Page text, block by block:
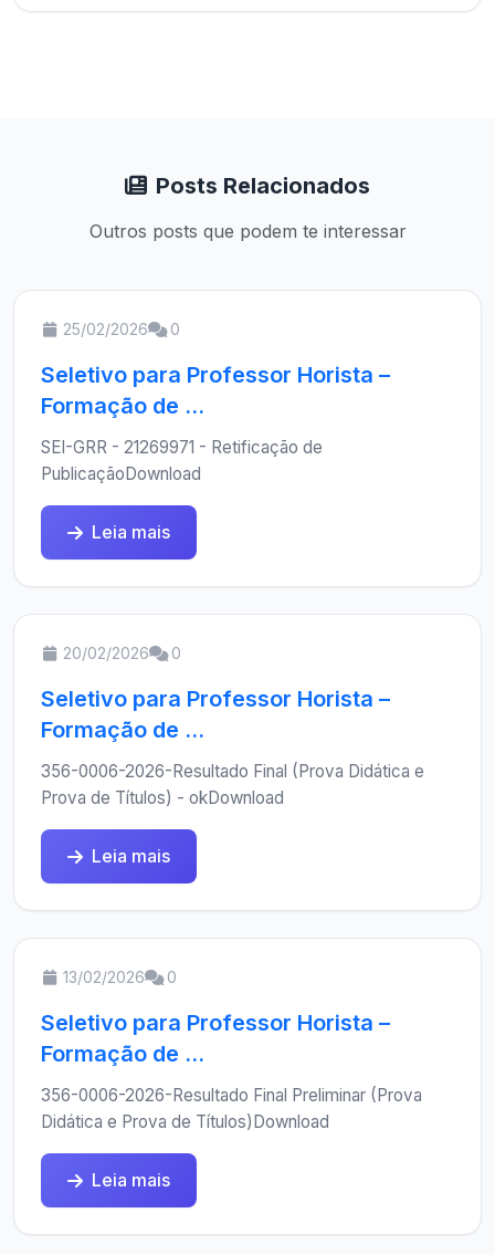
Posts Relacionados
Outros posts que podem te interessar
25/02/2026 0
Seletivo para Professor Horista –
Formação de ...
SEI-GRR - 21269971 - Retificação de
PublicaçãoDownload
Leia mais
20/02/2026 0
Seletivo para Professor Horista –
Formação de ...
356-0006-2026-Resultado Final (Prova Didática e
Prova de Títulos) - okDownload
Leia mais
13/02/2026 0
Seletivo para Professor Horista –
Formação de ...
356-0006-2026-Resultado Final Preliminar (Prova
Didática e Prova de Títulos)Download
Leia mais